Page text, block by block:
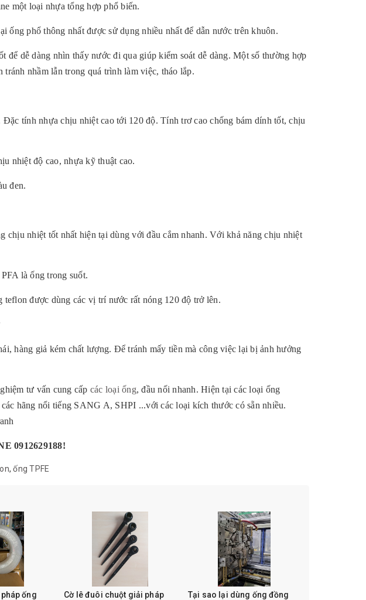
một loại nhựa tổng hợp phổ biến.
ống phổ thông nhất được sử dụng nhiều nhất để dẫn nước trên khuôn.
để dễ dàng nhìn thấy nước đi qua giúp kiểm soát dễ dàng. Một số thường hợp
nhầm lẫn trong quá trình làm việc, tháo lắp.
tính nhựa chịu nhiệt cao tới 120 độ. Tính trơ cao chống bám dính tốt, chịu
nhiệt độ cao, nhựa kỹ thuật cao.
đen.
nhiệt tốt nhất hiện tại dùng với đầu cắm nhanh. Với khả năng chịu nhiệt
là ống trong suốt.
được dùng các vị trí nước rất nóng 120 độ trở lên.
hàng giả kém chất lượng. Để tránh mấy tiền mà công việc lại bị ảnh hưởng
tư vấn cung cấp các loại ống, đầu nối nhanh. Hiện tại các loại ống
hãng nổi tiếng SANG A, SHPI ...với các loại kích thước có sẵn nhiều.
0912629188!
,ống TPFE
ống
Cờ lê đuôi chuột giải pháp
Tại sao lại dùng ống đồng